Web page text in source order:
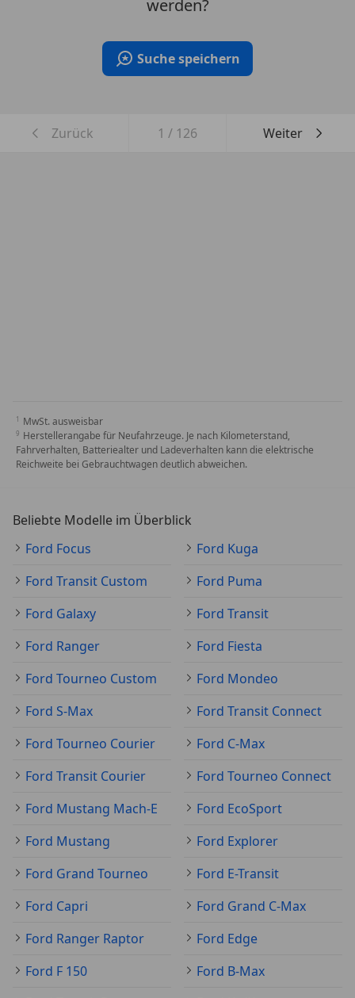
werden?
Suche speichern
Zurück 1 / 126 Weiter
MwSt. ausweisbar
Herstellerangabe für Neufahrzeuge. Je nach Kilometerstand,
Fahrverhalten, Batteriealter und Ladeverhalten kann die elektrische
Reichweite bei Gebrauchtwagen deutlich abweichen.
Beliebte Modelle im Überblick
Ford Focus
Ford Kuga
Ford Transit Custom
Ford Puma
Ford Galaxy
Ford Transit
Ford Ranger
Ford Fiesta
Ford Tourneo Custom
Ford Mondeo
Ford S-Max
Ford Transit Connect
Ford Tourneo Courier
Ford C-Max
Ford Transit Courier
Ford Tourneo Connect
Ford Mustang Mach-E
Ford EcoSport
Ford Mustang
Ford Explorer
Ford Grand Tourneo
Ford E-Transit
Ford Capri
Ford Grand C-Max
Ford Ranger Raptor
Ford Edge
Ford F 150
Ford B-Max